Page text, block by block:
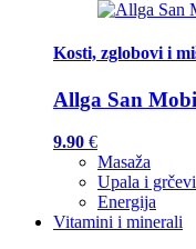
Kosti, zglobovi i
Allga San
9.90 €
Masaža
Upala i
Energija
Vitamini i minerali